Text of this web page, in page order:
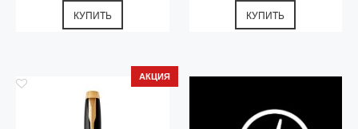
КУПИТЬ КУПИТЬ
АКЦИЯ